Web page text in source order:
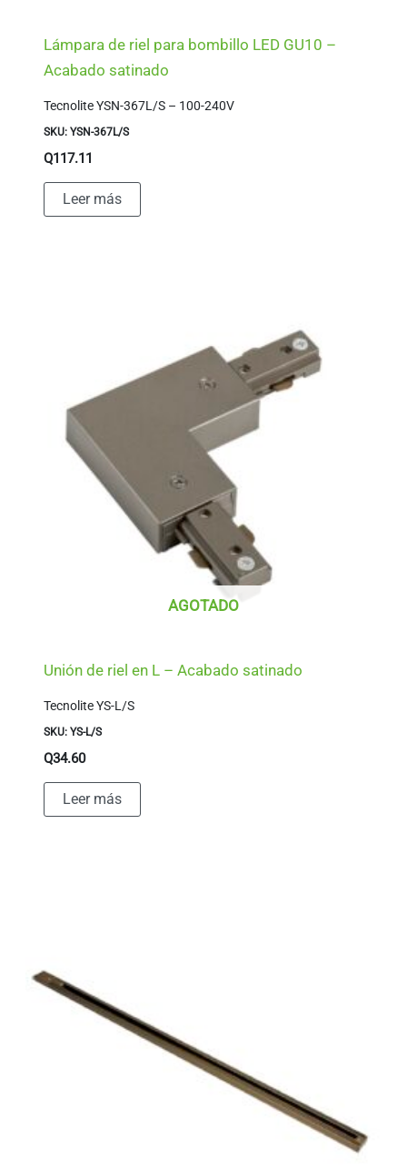
Lámpara de riel para bombillo LED GU10 –
Acabado satinado
Tecnolite YSN-367L/S – 100-240V
SKU: YSN-367L/S
Q117.11
Leer más
AGOTADO
Unión de riel en L – Acabado satinado
Tecnolite YS-L/S
SKU: YS-L/S
Q34.60
Leer más